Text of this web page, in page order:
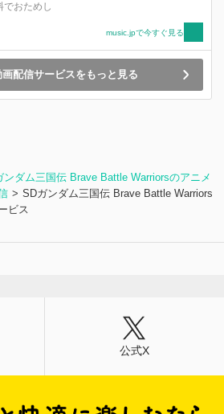
でおためし
music.jpで今すぐ見る
配信サービスをもっと見る
ンダム三国伝 Brave Battle Warriorsのアニメ
SDガンダム三国伝 Brave Battle Warriors
ビス
公式X